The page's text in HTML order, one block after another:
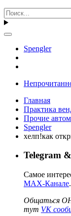
Spengler
Главная
Практика
Прочие
Spengler
хелп!как
Telegram
Самое
MAX-Канале
Общаться
тут VK